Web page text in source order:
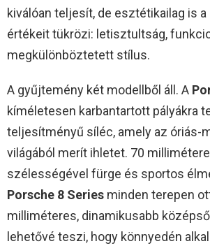
kiválóan teljesít, de esztétikailag is
értékeit tükrözi: letisztultság,
megkülönböztetett stílus.
A gyűjtemény két modellből áll. A
kíméletesen karbantartott pályákra
teljesítményű síléc, amely az óriás-
világából merít ihletet. 70
szélességével fürge és sportos
Porsche 8 Series minden terepen
milliméteres, dinamikusabb
lehetővé teszi, hogy könnyedén